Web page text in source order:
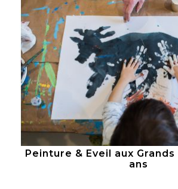
Peinture & Eveil aux
ans